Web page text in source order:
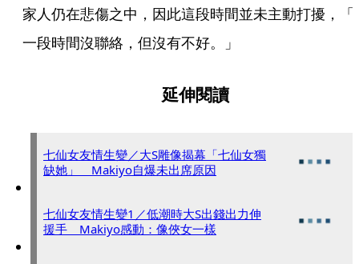
家人仍在悲傷之中，因此這段時間並未主動打擾，「
一段時間沒聯絡，但沒有不好。」
延伸閱讀
七仙女友情生變／大S雕像揭幕「七仙女獨
缺她」 Makiyo自爆未出席原因
七仙女友情生變1／低潮時大S出錢出力伸
援手 Makiyo感動：像俠女一樣